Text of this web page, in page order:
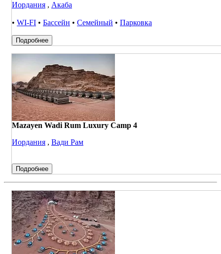
Иордания , Акаба
• WI-FI • Бассейн • Семейный • Парковка
Подробнее
Mazayen Wadi Rum Luxury Camp 4
Иордания , Вади Рам
Подробнее